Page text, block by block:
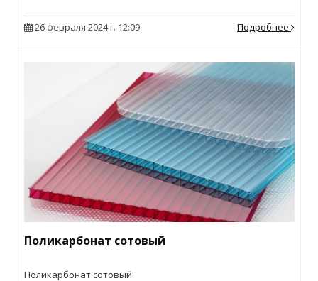
26 февраля 2024 г. 12:09 Подробнее
Поликарбонат сотовый
Поликарбонат сотовый